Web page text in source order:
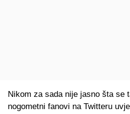
Nikom za sada nije jasno šta se
nogometni fanovi na Twitteru